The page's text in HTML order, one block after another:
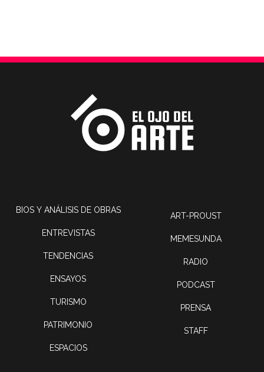
BIOS Y ANÁLISIS DE OBRAS
ENTREVISTAS
TENDENCIAS
ENSAYOS
TURISMO
PATRIMONIO
ESPACIOS
ART-PROUST
MEMESUNDA
RADIO
PODCAST
PRENSA
STAFF